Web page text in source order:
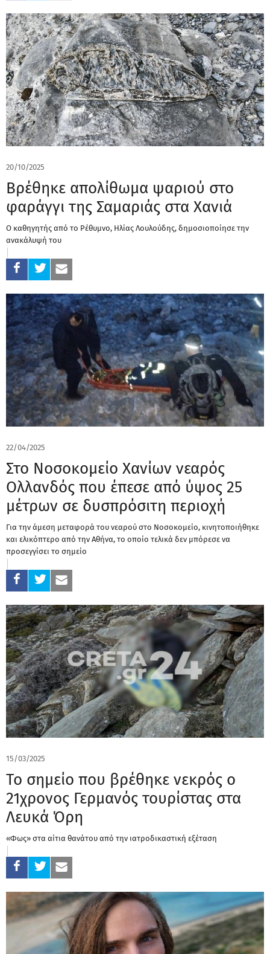
20/10/2025
Βρέθηκε απολίθωμα ψαριού στο
φαράγγι της Σαμαριάς στα Χανιά
Ο καθηγητής από το Ρέθυμνο, Ηλίας Λουλούδης, δημοσιοποίησε την
ανακάλυψή του
22/04/2025
Στο Νοσοκομείο Χανίων νεαρός
Ολλανδός που έπεσε από ύψος 25
μέτρων σε δυσπρόσιτη περιοχή
Για την άμεση μεταφορά του νεαρού στο Νοσοκομείο, κινητοποιήθηκε
και ελικόπτερο από την Αθήνα, το οποίο τελικά δεν μπόρεσε να
προσεγγίσει το σημείο
15/03/2025
Το σημείο που βρέθηκε νεκρός ο
21χρονος Γερμανός τουρίστας στα
Λευκά Όρη
«Φως» στα αίτια θανάτου από την ιατροδικαστική εξέταση